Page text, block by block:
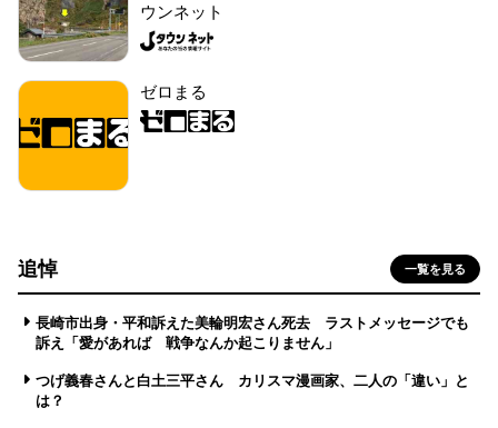
ウンネット
ゼロまる
追悼 一覧を見る
長崎市出身・平和訴えた美輪明宏さん死去 ラストメッセージでも
訴え「愛があれば 戦争なんか起こりません」
つげ義春さんと白土三平さん カリスマ漫画家、二人の「違い」と
は？